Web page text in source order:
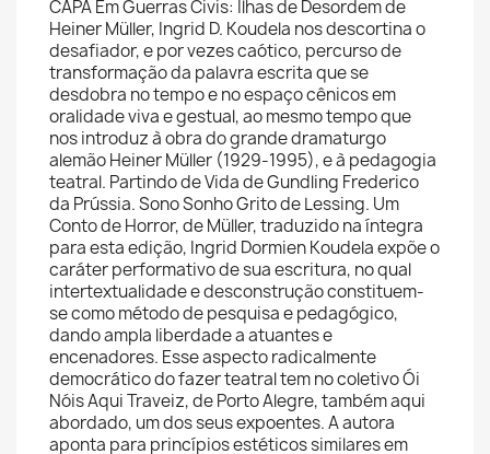
CAPA Em Guerras Civis: Ilhas de Desordem de
Heiner Müller, Ingrid D. Koudela nos descortina o
desafiador, e por vezes caótico, percurso de
transformação da palavra escrita que se
desdobra no tempo e no espaço cênicos em
oralidade viva e gestual, ao mesmo tempo que
nos introduz à obra do grande dramaturgo
alemão Heiner Müller (1929-1995), e à pedagogia
teatral. Partindo de Vida de Gundling Frederico
da Prússia. Sono Sonho Grito de Lessing. Um
Conto de Horror, de Müller, traduzido na íntegra
para esta edição, Ingrid Dormien Koudela expõe o
caráter performativo de sua escritura, no qual
intertextualidade e desconstrução constituem-
se como método de pesquisa e pedagógico,
dando ampla liberdade a atuantes e
encenadores. Esse aspecto radicalmente
democrático do fazer teatral tem no coletivo Ói
Nóis Aqui Traveiz, de Porto Alegre, também aqui
abordado, um dos seus expoentes. A autora
aponta para princípios estéticos similares em